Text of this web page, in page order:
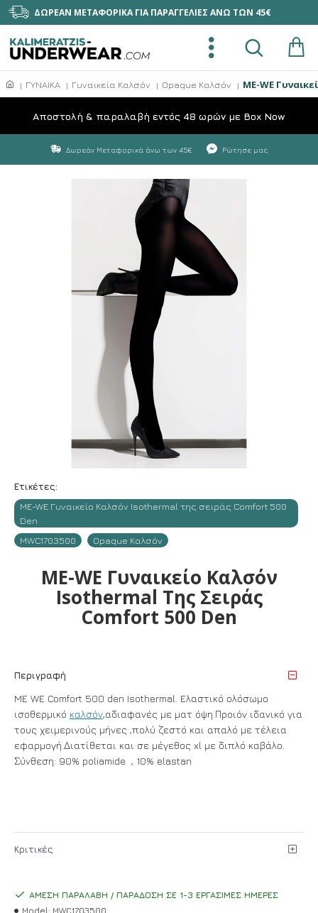
ΔΩΡΕΑΝ ΜΕΤΑΦΟΡΙΚΑ ΓΙΑ ΠΑΡΑΓΓΕΛΙΕΣ ΑΝΩ ΤΩΝ 45€
ΓΥΝΑΙΚΑ Γυναικεία Καλσόν Opaque Καλσόν ME-WE
Aποστολή & παραλαβή εντός 48 ωρών με Box Now
Δωρεάν Μεταφορικά άνω των 45€ Ρώτησε μας
Ετικέτες:
ME-WE Γυναικείο Καλσόν Isothermal της σειράς Comfort 500
Den
MWC1703500
Opaque Καλσόν
ME-WE Γυναικείο Καλσόν
Isothermal Της Σειράς
Comfort 500 Den
Περιγραφή
ME WE Comfort 500 den Isothermal. Eλαστικό ολόσωμο
ισοθερμικό καλσόν,αδιαφανές με ματ όψη.Προιόν ιδανικό για
τους χειμερινούς μήνες ,πολύ ζεστό και απαλό με τέλεια
εφαρμογή.Διατίθεται και σε μέγεθος xl με διπλό καβάλο.
Σύνθεση: 90% poliamide , 10% elastan
Κριτικές
ΆΜΕΣΗ ΠΑΡΑΛΑΒΉ / ΠΑΡΆΔΟΣΗ ΣΕ 1-3 ΕΡΓΆΣΙΜΕΣ ΗΜΈΡΕΣ
Model: MWC1703500